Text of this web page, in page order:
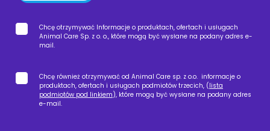
Chcę otrzymywać Informacje o produktach, ofertach i usługach
Animal Care Sp. z o. o., które mogą być wysłane na podany adres e-
mail.
Chcę również otrzymywać od Animal Care sp. z o.o. informacje o
produktach, ofertach i usługach podmiotów trzecich, (lista
podmiotów pod linkiem), które mogą być wysłane na podany adres
e-mail.